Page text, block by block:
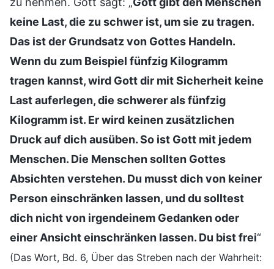
keine Last, die zu schwer ist, um sie zu tragen.
Das ist der Grundsatz von Gottes Handeln.
Wenn du zum Beispiel fünfzig Kilogramm
tragen kannst, wird Gott dir mit Sicherheit keine
Last auferlegen, die schwerer als fünfzig
Kilogramm ist. Er wird keinen zusätzlichen
Druck auf dich ausüben. So ist Gott mit jedem
Menschen. Die Menschen sollten Gottes
Absichten verstehen. Du musst dich von keiner
Person einschränken lassen, und du solltest
dich nicht von irgendeinem Gedanken oder
einer Ansicht einschränken lassen. Du bist frei“
(Das Wort, Bd. 6, Über das Streben nach der Wahrheit: